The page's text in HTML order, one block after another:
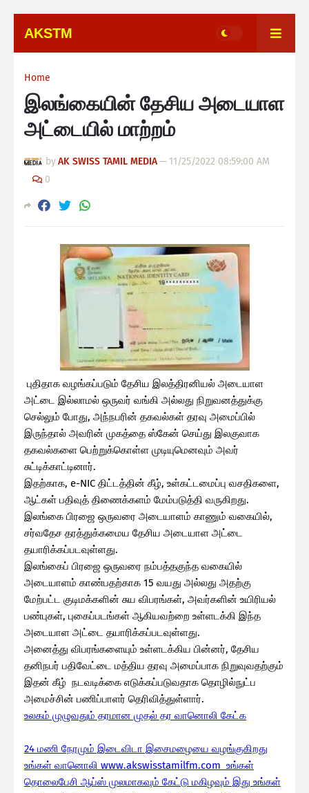
AKSTM
Home
இலங்கையின் தேசிய அடையாள
அட்டையில் மாற்றம்
byAK SWISS TAMIL MEDIA— 11/25/2022 08:59:00 AM
0
புதிதாக வழங்கப்படும் தேசிய இலத்திரனியல் அடையாள
அட்டை இல்லாமல் ஒருவர் வங்கி அல்லது நிறுவனத்துக்கு
செல்லும் போது, அந்நபரின் தகவல்கள் தரவு அமைப்பில்
இருந்தால் அவரின் முகத்தை ஸ்கேன் செய்து இலகுவாக
தகவல்களை பெற்றுக்கொள்ள முடியுமெனவும் அவர்
சுட்டிக்காட்டினார்.
இதற்காக, e-NIC திட்டத்தின் கீழ், உள்கட்டமைப்பு வசதிகளை,
ஆட்கள் பதிவுத் திணைக்களம் மேம்படுத்தி வருகிறது.
இலங்கை பிரஜை ஒருவரை அடையாளம் காணும் வகையில்,
சர்வதேச தரத்துக்கமைய தேசிய அடையாள அட்டை
தயாரிக்கப்படவுள்ளது.
இலங்கைப் பிரஜை ஒருவரை நம்பத்தகுந்த வகையில்
அடையாளம் காண்பதற்காக 15 வயது அல்லது அதற்கு
மேற்பட்ட குடிமக்களின் சுய விபரங்கள், அவர்களின் உயிரியல்
பண்புகள், புகைப்படங்கள் ஆகியவற்றை உள்ளடக்கி இந்த
அடையாள அட்டை தயாரிக்கப்படவுள்ளது.
அனைத்து விபரங்களையும் உள்ளடக்கிய பின்னர், தேசிய
தனிநபர் பதிவேட்டை மத்திய தரவு அமைப்பாக நிறுவுவதற்கும்
இதன் கீழ் நடவடிக்கை எடுக்கப்படுவதாக தொழில்நுட்ப
அமைச்சின் பணிப்பாளர் தெரிவித்துள்ளார்.
உலகம் முழுவதும் தரமான முதல் தர வானொலி கேட்க
24 மணி நேரமும் இடைவிடா இசைமழையை வழங்குகிறது
உங்கள் வானொலி www.akswisstamilfm.com உங்கள்
தொலைபேசி ஆப்ஸ் முலமாகவும் கேட்டு மகிழவும் இது உங்கள்